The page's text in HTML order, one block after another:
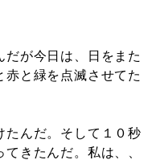
だが今日は、日をまた
赤と緑を点滅させてた
たんだ。そして１０秒
きたんだ。私は、、